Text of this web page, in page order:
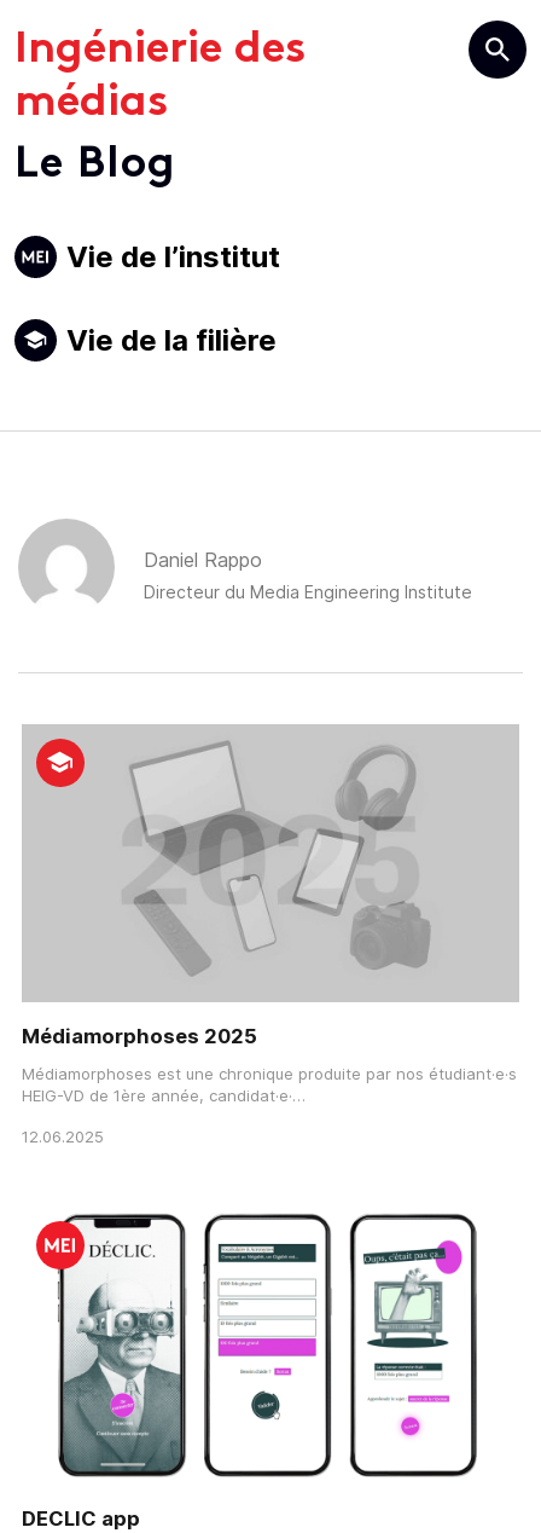
Ingénierie des
médias
Le Blog
Navigation
Vie de l’institut
Vie de la filière
Author
Daniel Rappo
Directeur du Media Engineering Institute
Médiamorphoses 2025
Médiamorphoses est une chronique produite par nos étudiant·e·s
HEIG-VD de 1ère année, candidat·e·…
12.06.2025
DECLIC app